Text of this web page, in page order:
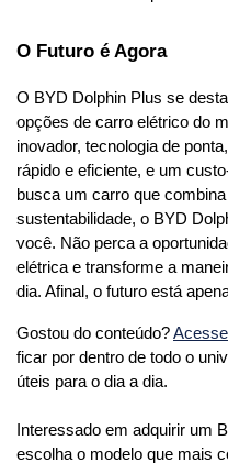
O Futuro é Agora
O BYD Dolphin Plus se
opções de carro elétrico do
inovador, tecnologia de
rápido e eficiente, e um
busca um carro que
sustentabilidade, o BYD
você. Não perca a
elétrica e transforme a
dia. Afinal, o futuro está
Gostou do conteúdo?
ficar por dentro de todo o
úteis para o dia a dia.
Interessado em adquirir um
escolha o modelo que mais